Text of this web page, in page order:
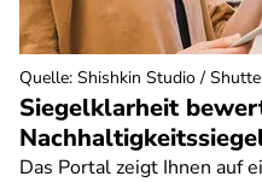
Siegelklarheit
Das Portal zeigt Ihnen auf
Quelle: Shishkin Studio /